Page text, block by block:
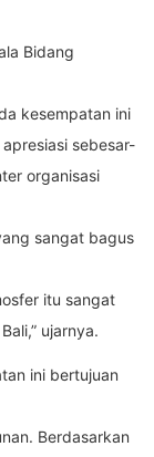
Bidang
kesempatan ini
sebesar-
organisasi
sangat bagus
itu sangat
ujarnya.
ini bertujuan
Berdasarkan